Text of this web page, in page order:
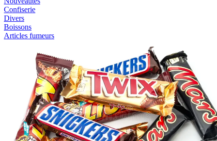
Confiserie
Divers
Boissons
Articles fumeurs